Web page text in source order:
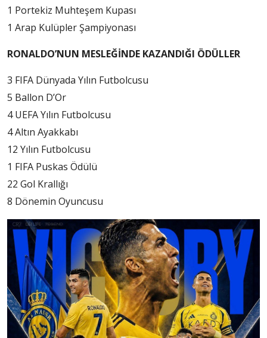
1 Portekiz Muhteşem Kupası
1 Arap Kulüpler Şampiyonası
RONALDO’NUN MESLEĞİNDE KAZANDIĞI ÖDÜLLER
3 FIFA Dünyada Yılın Futbolcusu
5 Ballon D’Or
4 UEFA Yılın Futbolcusu
4 Altın Ayakkabı
12 Yılın Futbolcusu
1 FIFA Puskas Ödülü
22 Gol Krallığı
8 Dönemin Oyuncusu